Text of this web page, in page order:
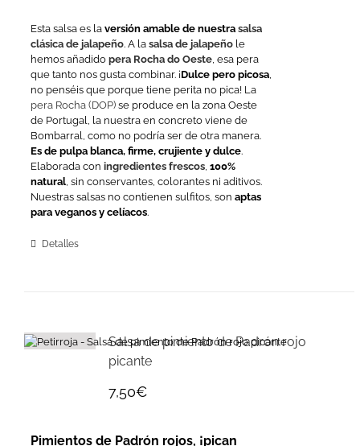
Esta salsa es laversión amable de nuestrasalsa
clásica de jalapeño. A lasalsa de jalapeño le
hemos añadidopera Rocha do Oeste, esa pera
que tanto nos gusta combinar. ¡Dulce pero picosa,
no penséis que porque tiene perita no pica! La
pera Rocha (DOP) se produce en la zona Oeste
de Portugal, la nuestra en concreto viene de
Bombarral, como no podría ser de otra manera.
Es de pulpa blanca, firme, crujiente y dulce.
Elaborada coningredientes frescos,100%
natural, sin conservantes, colorantes ni aditivos.
Nuestras salsas no contienen sulfitos, sonaptas
para veganos y celíacos.
Detalles
Salsa de pimiento de Padrón rojo
picante
7,50€
Pimientos de Padrón rojos, ¡pican